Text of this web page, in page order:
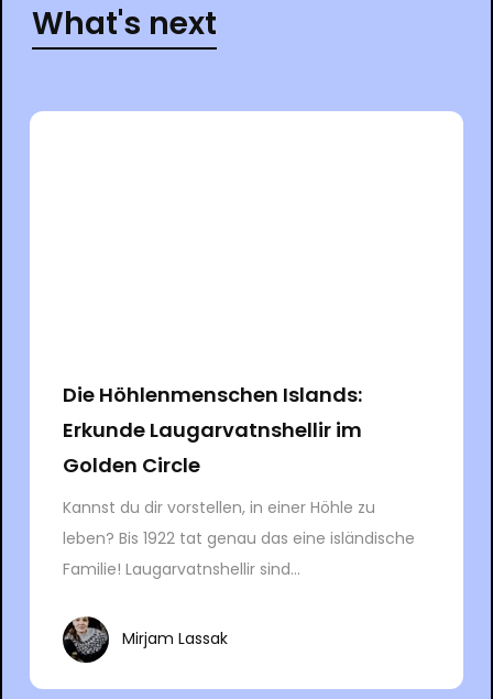
What's next
Die Höhlenmenschen Islands:
Erkunde Laugarvatnshellir im
Golden Circle
Kannst du dir vorstellen, in einer Höhle zu
leben? Bis 1922 tat genau das eine isländische
Familie! Laugarvatnshellir sind...
Mirjam Lassak